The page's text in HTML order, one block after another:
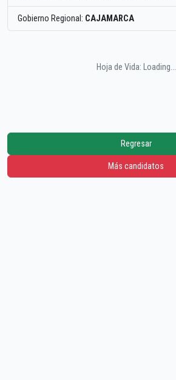
Gobierno Regional: CAJAMARCA
Hoja de Vida: Loading...
Regresar
Más candidatos